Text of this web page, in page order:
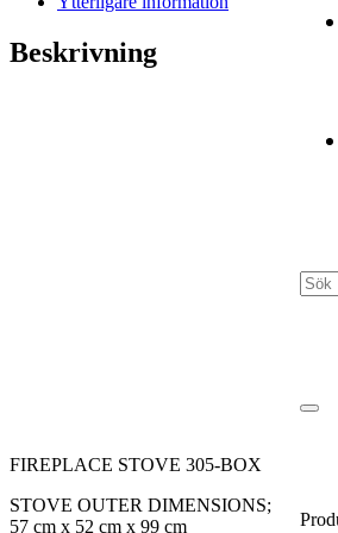
Beskrivning
FIREPLACE STOVE 305-BOX
STOVE OUTER DIMENSIONS;
57 cm x 52 cm x 99 cm